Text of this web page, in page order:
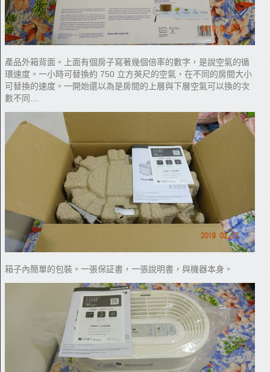
產品外箱背面。上面有個房子寫著幾個倍率的數字，是說空氣的循
環速度。一小時可替換約 750 立方英尺的空氣，在不同的房間大小
可替換的速度。一開始還以為是房間的上層與下層空氣可以換的次
數不同…
箱子內簡單的包裝。一張保証書，一張說明書，與機器本身。